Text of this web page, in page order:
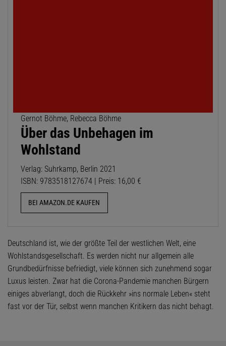
Gernot Böhme, Rebecca Böhme
Über das Unbehagen im
Wohlstand
Verlag: Suhrkamp, Berlin 2021
ISBN: 9783518127674 | Preis: 16,00 €
BEI AMAZON.DE KAUFEN
Deutschland ist, wie der größte Teil der westlichen Welt, eine
Wohlstandsgesellschaft. Es werden nicht nur allgemein alle
Grundbedürfnisse befriedigt, viele können sich zunehmend sogar
Luxus leisten. Zwar hat die Corona-Pandemie manchen Bürgern
einiges abverlangt, doch die Rückkehr »ins normale Leben« steht
fast vor der Tür, selbst wenn manchen Kritikern das nicht behagt.